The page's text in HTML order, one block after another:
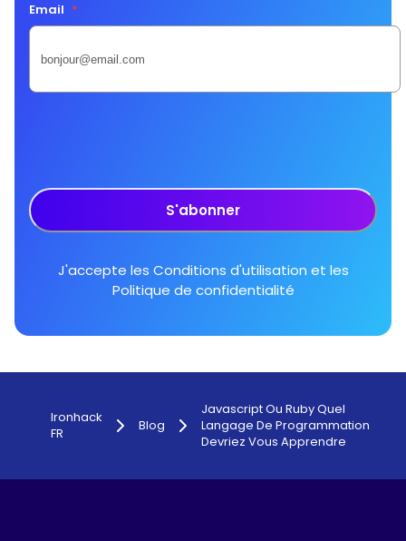
Email *
S'abonner
J'accepte les Conditions d'utilisation et les
Politique de confidentialité
Ironhack
FR
Blog
Javascript Ou Ruby Quel
Langage De Programmation
Devriez Vous Apprendre